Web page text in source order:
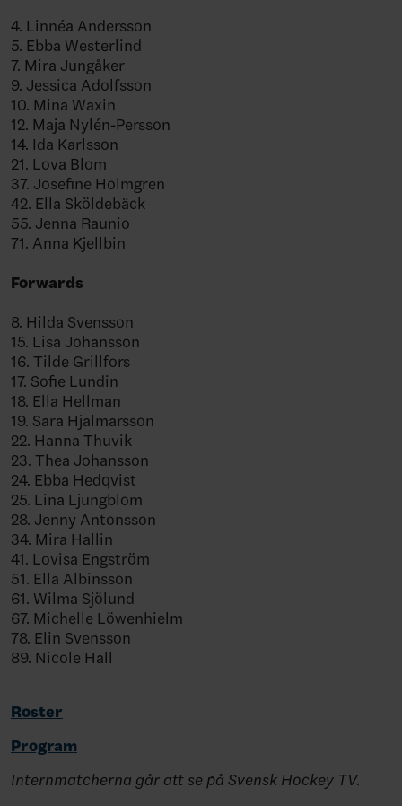
4. Linnéa Andersson
5. Ebba Westerlind
7. Mira Jungåker
9. Jessica Adolfsson
10. Mina Waxin
12. Maja Nylén-Persson
14. Ida Karlsson
21. Lova Blom
37. Josefine Holmgren
42. Ella Sköldebäck
55. Jenna Raunio
71. Anna Kjellbin
Forwards
8. Hilda Svensson
15. Lisa Johansson
16. Tilde Grillfors
17. Sofie Lundin
18. Ella Hellman
19. Sara Hjalmarsson
22. Hanna Thuvik
23. Thea Johansson
24. Ebba Hedqvist
25. Lina Ljungblom
28. Jenny Antonsson
34. Mira Hallin
41. Lovisa Engström
51. Ella Albinsson
61. Wilma Sjölund
67. Michelle Löwenhielm
78. Elin Svensson
89. Nicole Hall
Roster
Program
Internmatcherna går att se på Svensk Hockey TV.